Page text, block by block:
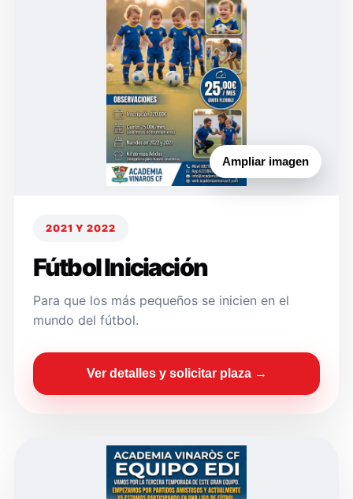
Ampliar imagen
2021 Y 2022
Fútbol Iniciación
Para que los más pequeños se inicien en el
mundo del fútbol.
Ver detalles y solicitar plaza →